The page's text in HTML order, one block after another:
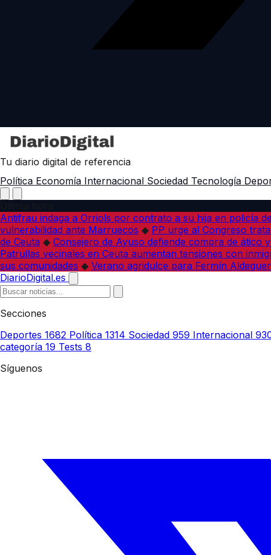
Tu diario digital de referencia
Política Economía Internacional Sociedad Tecnología
Antifrau indaga a Orriols por contrato a su hija en policía
vulnerabilidad ante Marruecos ◆ PP urge al Congreso
de Ceuta ◆ Consejero de Ayuso defiende compra de ático
Patrullas vecinales en Ceuta aumentan tensiones con
sus comunidades ◆ Verano agridulce para Fermín
DiarioDigital.es
Secciones
Deportes 1682 Política 1314 Sociedad 959 Internacional
categoría 19 Tests 8
Síguenos